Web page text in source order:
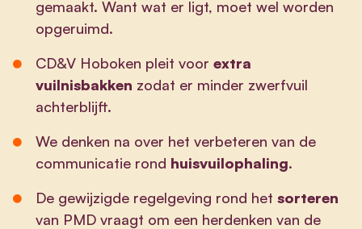
gemaakt. Want wat er ligt, moet wel worden
opgeruimd.
CD&V Hoboken pleit voor extra
vuilnisbakken zodat er minder zwerfvuil
achterblijft.
We denken na over het verbeteren van de
communicatie rond huisvuilophaling.
De gewijzigde regelgeving rond het sorteren
van PMD vraagt om een herdenken van de